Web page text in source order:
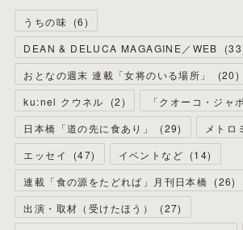
うちの味 (6)
DEAN & DELUCA MAGAGINE／WEB
(33
おとなの週末 連載「女将のいる場所」
(20)
ku:nel クウネル
(2) 「クオーコ・ジャ
日本橋「道の先に食あり」
(29) メトロ
エッセイ
(47) イベントなど (14)
連載「食の源をたどれば」月刊日本橋 (26)
出演・取材（受けたほう）
(27)